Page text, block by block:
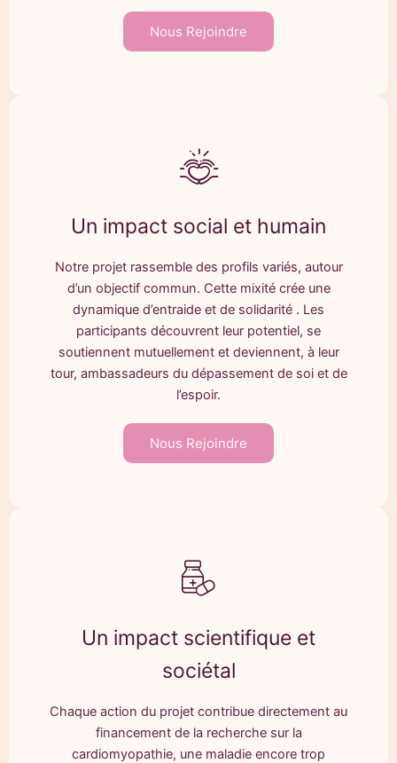
Nous Rejoindre
Un impact social et humain
Notre projet rassemble des profils variés, autour
d’un objectif commun. Cette mixité crée une
dynamique d’entraide et de solidarité . Les
participants découvrent leur potentiel, se
soutiennent mutuellement et deviennent, à leur
tour, ambassadeurs du dépassement de soi et de
l’espoir.
Nous Rejoindre
Un impact scientifique et
sociétal
Chaque action du projet contribue directement au
financement de la recherche sur la
cardiomyopathie, une maladie encore trop